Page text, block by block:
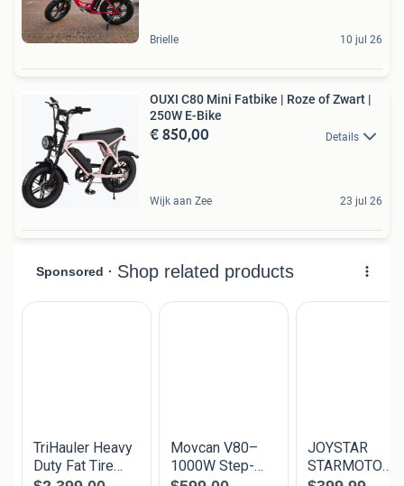
Brielle 10 jul 26
OUXI C80 Mini Fatbike | Roze of Zwart |
250W E-Bike
€ 850,00 Details
Wijk aan Zee 23 jul 26